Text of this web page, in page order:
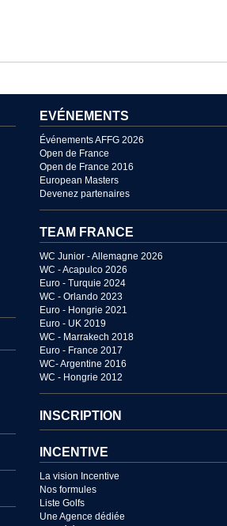
EVÉNEMENTS
Événements AFFG 2026
Open de France
Open de France 2016
European Masters
Devenez partenaires
TEAM FRANCE
WC Junior - Allemagne 2026
WC - Acapulco 2026
Euro - Turquie 2024
WC - Orlando 2023
Euro - Hongrie 2021
Euro - UK 2019
WC - Marrakech 2018
Euro - France 2017
WC- Argentine 2016
WC - Hongrie 2012
INSCRIPTION
INCENTIVE
La vision Incentive
Nos formules
Liste Golfs
Une Agence dédiée